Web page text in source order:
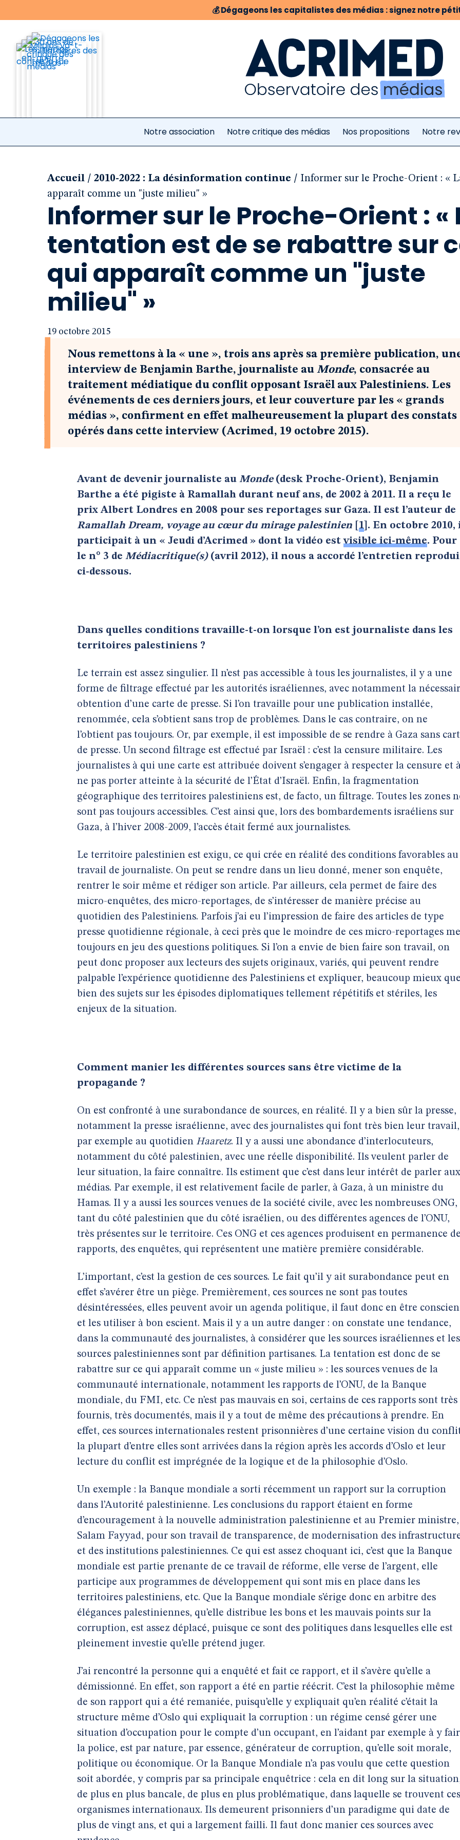
💰Dégageons les capitalistes des médias : signez notre
Notre association Notre critique des médias Nos propositions Notre
Accueil / 2010-2022 : La désinformation continue / Informer sur le Proche-Orient : «
apparaît comme un "juste milieu" »
Informer sur le Proche-Orient : «
tentation est de se rabattre sur
qui apparaît comme un "juste
milieu" »
19 octobre 2015
Nous remettons à la « une », trois ans après sa première publication,
interview de Benjamin Barthe, journaliste au Monde, consacrée au
traitement médiatique du conflit opposant Israël aux Palestiniens. Les
événements de ces derniers jours, et leur couverture par les « grands
médias », confirment en effet malheureusement la plupart des constats
opérés dans cette interview (Acrimed, 19 octobre 2015).
Avant de devenir journaliste au Monde(desk Proche-Orient), Benjamin
Barthe a été pigiste à Ramallah durant neuf ans, de 2002 à 2011. Il a reçu le
prix Albert Londres en 2008 pour ses reportages sur Gaza. Il est l’auteur de
Ramallah Dream, voyage au cœur du mirage palestinien
1 . En octobre 2010,
participait à un « Jeudi d’Acrimed » dont la vidéo estvisible ici-même. Pour
le n° 3 de Médiacritique(s)(avril 2012), il nous a accordé l’entretien
ci-dessous.
Dans quelles conditions travaille-t-on lorsque l’on est journaliste dans les
territoires palestiniens ?
Le terrain est assez singulier. Il n’est pas accessible à tous les journalistes, il y a une
forme de filtrage effectué par les autorités israéliennes, avec notamment la
obtention d’une carte de presse. Si l’on travaille pour une publication installée,
renommée, cela s’obtient sans trop de problèmes. Dans le cas contraire, on ne
l’obtient pas toujours. Or, par exemple, il est impossible de se rendre à Gaza sans
de presse. Un second filtrage est effectué par Israël : c’est la censure militaire. Les
journalistes à qui une carte est attribuée doivent s’engager à respecter la censure et
ne pas porter atteinte à la sécurité de l’État d’Israël. Enfin, la fragmentation
géographique des territoires palestiniens est, de facto, un filtrage. Toutes les zones
sont pas toujours accessibles. C’est ainsi que, lors des bombardements israéliens sur
Gaza, à l’hiver 2008-2009, l’accès était fermé aux journalistes.
Le territoire palestinien est exigu, ce qui crée en réalité des conditions favorables au
travail de journaliste. On peut se rendre dans un lieu donné, mener son enquête,
rentrer le soir même et rédiger son article. Par ailleurs, cela permet de faire des
micro-enquêtes, des micro-reportages, de s’intéresser de manière précise au
quotidien des Palestiniens. Parfois j’ai eu l’impression de faire des articles de type
presse quotidienne régionale, à ceci près que le moindre de ces micro-reportages
toujours en jeu des questions politiques. Si l’on a envie de bien faire son travail, on
peut donc proposer aux lecteurs des sujets originaux, variés, qui peuvent rendre
palpable l’expérience quotidienne des Palestiniens et expliquer, beaucoup mieux
bien des sujets sur les épisodes diplomatiques tellement répétitifs et stériles, les
enjeux de la situation.
Comment manier les différentes sources sans être victime de la
propagande ?
On est confronté à une surabondance de sources, en réalité. Il y a bien sûr la presse,
notamment la presse israélienne, avec des journalistes qui font très bien leur travail,
par exemple au quotidien Haaretz. Il y a aussi une abondance d’interlocuteurs,
notamment du côté palestinien, avec une réelle disponibilité. Ils veulent parler de
leur situation, la faire connaître. Ils estiment que c’est dans leur intérêt de parler aux
médias. Par exemple, il est relativement facile de parler, à Gaza, à un ministre du
Hamas. Il y a aussi les sources venues de la société civile, avec les nombreuses ONG,
tant du côté palestinien que du côté israélien, ou des différentes agences de l’ONU,
très présentes sur le territoire. Ces ONG et ces agences produisent en permanence
rapports, des enquêtes, qui représentent une matière première considérable.
L’important, c’est la gestion de ces sources. Le fait qu’il y ait surabondance peut en
effet s’avérer être un piège. Premièrement, ces sources ne sont pas toutes
désintéressées, elles peuvent avoir un agenda politique, il faut donc en être
et les utiliser à bon escient. Mais il y a un autre danger : on constate une tendance,
dans la communauté des journalistes, à considérer que les sources israéliennes et les
sources palestiniennes sont par définition partisanes. La tentation est donc de se
rabattre sur ce qui apparaît comme un « juste milieu » : les sources venues de la
communauté internationale, notamment les rapports de l’ONU, de la Banque
mondiale, du FMI, etc. Ce n’est pas mauvais en soi, certains de ces rapports sont très
fournis, très documentés, mais il y a tout de même des précautions à prendre. En
effet, ces sources internationales restent prisonnières d’une certaine vision du
la plupart d’entre elles sont arrivées dans la région après les accords d’Oslo et leur
lecture du conflit est imprégnée de la logique et de la philosophie d’Oslo.
Un exemple : la Banque mondiale a sorti récemment un rapport sur la corruption
dans l’Autorité palestinienne. Les conclusions du rapport étaient en forme
d’encouragement à la nouvelle administration palestinienne et au Premier ministre,
Salam Fayyad, pour son travail de transparence, de modernisation des
et des institutions palestiniennes. Ce qui est assez choquant ici, c’est que la Banque
mondiale est partie prenante de ce travail de réforme, elle verse de l’argent, elle
participe aux programmes de développement qui sont mis en place dans les
territoires palestiniens, etc. Que la Banque mondiale s’érige donc en arbitre des
élégances palestiniennes, qu’elle distribue les bons et les mauvais points sur la
corruption, est assez déplacé, puisque ce sont des politiques dans lesquelles elle est
pleinement investie qu’elle prétend juger.
J’ai rencontré la personne qui a enquêté et fait ce rapport, et il s’avère qu’elle a
démissionné. En effet, son rapport a été en partie réécrit. C’est la philosophie même
de son rapport qui a été remaniée, puisqu’elle y expliquait qu’en réalité c’était la
structure même d’Oslo qui expliquait la corruption : un régime censé gérer une
situation d’occupation pour le compte d’un occupant, en l’aidant par exemple à y
la police, est par nature, par essence, générateur de corruption, qu’elle soit morale,
politique ou économique. Or la Banque Mondiale n’a pas voulu que cette question
soit abordée, y compris par sa principale enquêtrice : cela en dit long sur la
de plus en plus bancale, de plus en plus problématique, dans laquelle se trouvent ces
organismes internationaux. Ils demeurent prisonniers d’un paradigme qui date de
plus de vingt ans, et qui a largement failli. Il faut donc manier ces sources avec